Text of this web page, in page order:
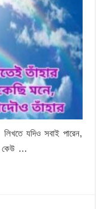
যদিও সবাই পারেন,
কেউ …